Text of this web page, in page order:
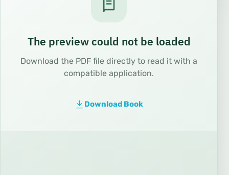
The preview could not be loaded
Download the PDF file directly to read it with a
compatible application.
Download Book